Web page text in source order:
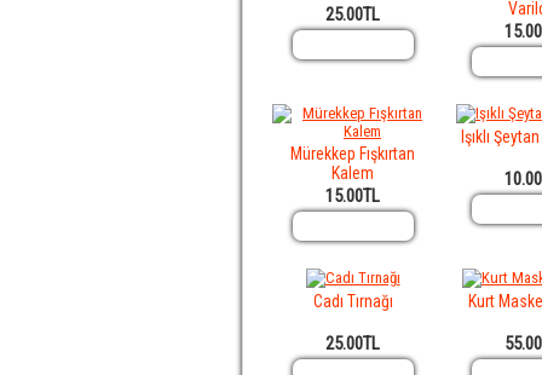
25.00TL
Mürekkep Fışkırtan
Kalem
15.00TL
Işıklı
Cadı Tırnağı
25.00TL
Kurt